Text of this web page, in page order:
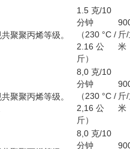
聚聚丙烯等级。
1.5 克/10
分钟
（230 °C /
2.16 公
斤）
斤
米
聚聚丙烯等级。
8,0 克/10
分钟
（230 °C /
2,16 公
斤）
斤
米
8,0 克/10
分钟